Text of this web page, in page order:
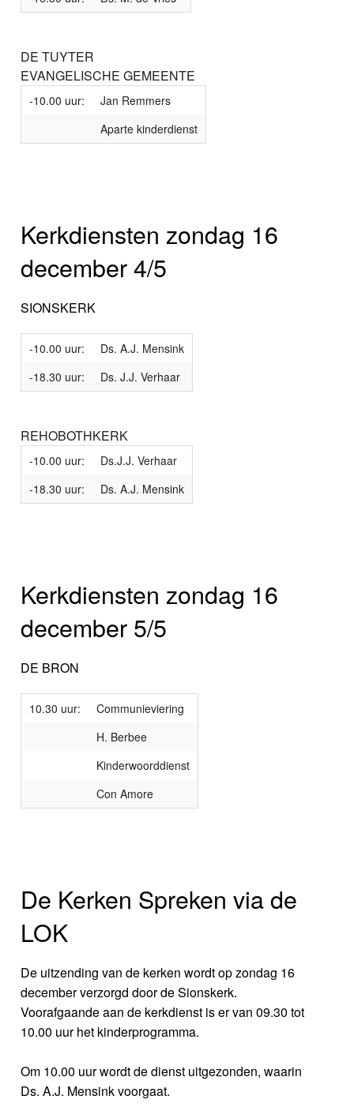
DE TUYTER
EVANGELISCHE GEMEENTE
-10.00 uur:
Jan Remmers
Aparte kinderdienst
Kerkdiensten zondag 16
december 4/5
SIONSKERK
-10.00 uur:
Ds. A.J. Mensink
-18.30 uur:
Ds. J.J. Verhaar
REHOBOTHKERK
-10.00 uur:
Ds.J.J. Verhaar
-18.30 uur:
Ds. A.J. Mensink
Kerkdiensten zondag 16
december 5/5
DE BRON
10.30 uur:
Communieviering
H. Berbee
Kinderwoorddienst
Con Amore
De Kerken Spreken via de
LOK
De uitzending van de kerken wordt op zondag 16
december verzorgd door de Sionskerk.
Voorafgaande aan de kerkdienst is er van 09.30 tot
10.00 uur het kinderprogramma.
Om 10.00 uur wordt de dienst uitgezonden, waarin
Ds. A.J. Mensink voorgaat.